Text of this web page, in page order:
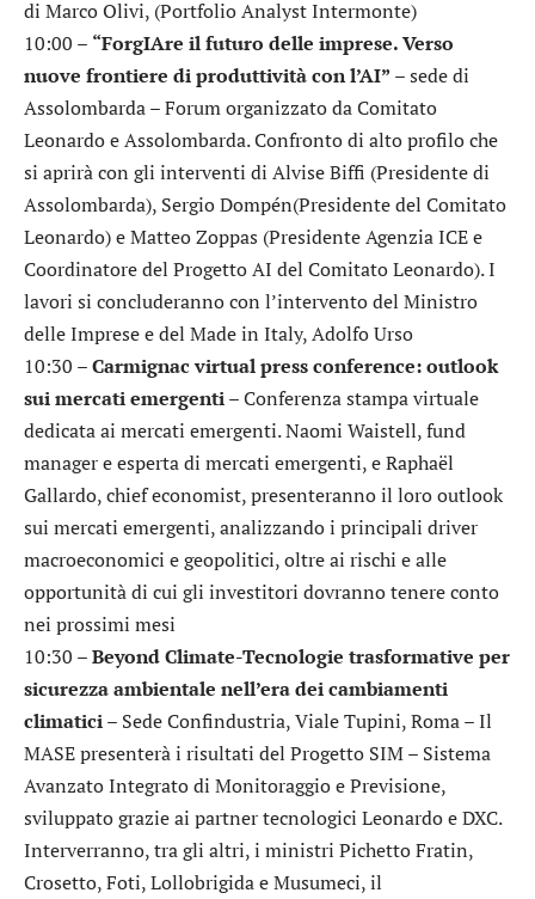
di Marco Olivi, (Portfolio Analyst Intermonte)
10:00 – “ForgIAre il futuro delle imprese. Verso
nuove frontiere di produttività con l’AI” – sede di
Assolombarda – Forum organizzato da Comitato
Leonardo e Assolombarda. Confronto di alto profilo che
si aprirà con gli interventi di Alvise Biffi (Presidente di
Assolombarda), Sergio Dompén(Presidente del Comitato
Leonardo) e Matteo Zoppas (Presidente Agenzia ICE e
Coordinatore del Progetto AI del Comitato Leonardo). I
lavori si concluderanno con l’intervento del Ministro
delle Imprese e del Made in Italy, Adolfo Urso
10:30 –Carmignac virtual press conference: outlook
sui mercati emergenti– Conferenza stampa virtuale
dedicata ai mercati emergenti. Naomi Waistell, fund
manager e esperta di mercati emergenti, e Raphaël
Gallardo, chief economist, presenteranno il loro outlook
sui mercati emergenti, analizzando i principali driver
macroeconomici e geopolitici, oltre ai rischi e alle
opportunità di cui gli investitori dovranno tenere conto
nei prossimi mesi
10:30 –Beyond Climate-Tecnologie trasformative per
sicurezza ambientale nell’era dei cambiamenti
climatici– Sede Confindustria, Viale Tupini, Roma – Il
MASE presenterà i risultati del Progetto SIM – Sistema
Avanzato Integrato di Monitoraggio e Previsione,
sviluppato grazie ai partner tecnologici Leonardo e DXC.
Interverranno, tra gli altri, i ministri Pichetto Fratin,
Crosetto, Foti, Lollobrigida e Musumeci, il